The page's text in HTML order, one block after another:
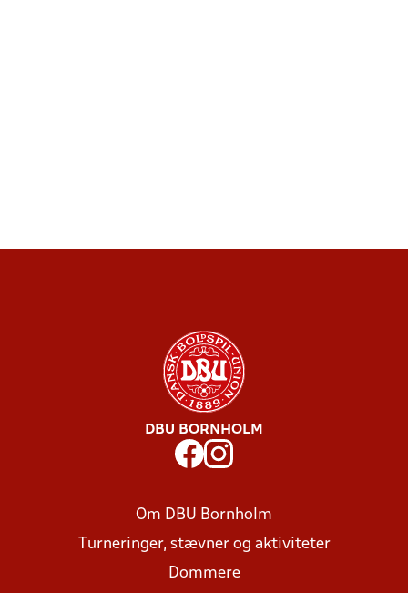
DBU BORNHOLM
Om DBU Bornholm
Turneringer, stævner og aktiviteter
Dommere